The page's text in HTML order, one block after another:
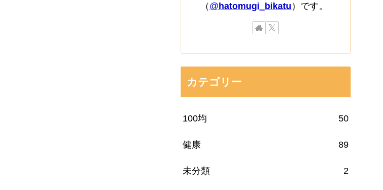
（ @hatomugi_bikatu ）です。
カテゴリー
100均 50
健康 89
未分類 2